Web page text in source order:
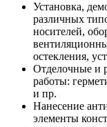
Установка,
различных
носителей,
остекления,
Отделочные и
работы:
и пр.
Нанесение
элементы